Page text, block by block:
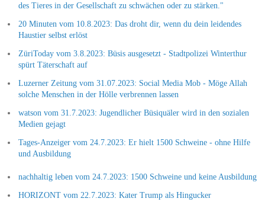
des Tieres in der Gesellschaft zu schwächen oder zu stärken."
20 Minuten vom 10.8.2023: Das droht dir, wenn du dein leidendes
Haustier selbst erlöst
ZüriToday vom 3.8.2023: Büsis ausgesetzt - Stadtpolizei Winterthur
spürt Täterschaft auf
Luzerner Zeitung vom 31.07.2023: Social Media Mob - Möge Allah
solche Menschen in der Hölle verbrennen lassen
watson vom 31.7.2023: Jugendlicher Büsiquäler wird in den sozialen
Medien gejagt
Tages-Anzeiger vom 24.7.2023: Er hielt 1500 Schweine - ohne Hilfe
und Ausbildung
nachhaltig leben vom 24.7.2023: 1500 Schweine und keine Ausbildung
HORIZONT vom 22.7.2023: Kater Trump als Hingucker